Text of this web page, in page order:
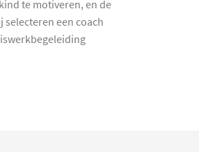
te motiveren, en de
een coach